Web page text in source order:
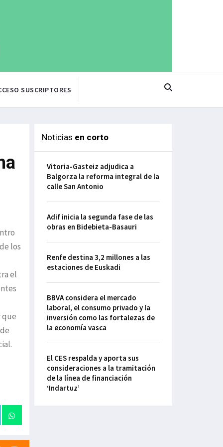
SUSCRIPTORES
los
el
que
Noticias en corto
Vitoria-Gasteiz adjudica a
Balgorza la reforma integral de la
calle San Antonio
Adif inicia la segunda fase de las
obras en Bidebieta-Basauri
Renfe destina 3,2 millones a las
estaciones de Euskadi
BBVA considera el mercado
laboral, el consumo privado y la
inversión como las fortalezas de
la economía vasca
El CES respalda y aporta sus
consideraciones a la tramitación
de la línea de financiación
‘Indartuz’